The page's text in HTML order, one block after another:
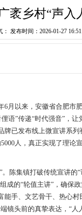
袤乡村“声入
： 发布时间：2026-01-27
6月以来，安徽省合肥市
语”传递“时代强音”，
已发布线上微宣讲系列
人，真正实现了理论
陈集镇打破传统宣讲的
成的“轮值主讲”，确保
手、文艺骨干、热心村
镜头前的真挚表达，“